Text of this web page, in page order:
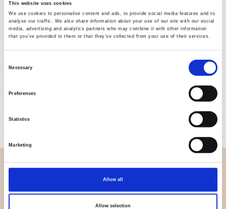
This website uses cookies
We use cookies to personalise content and ads, to provide social media features and to
analyse our traffic. We also share information about your use of our site with our social
media, advertising and analytics partners who may combine it with other information
that you’ve provided to them or that they’ve collected from your use of their services.
Necessary
Preferences
Statistics
Marketing
Allow all
Allow selection
Specifikation
112,00
100% bomuld
0,152 Kg.
OVERSIGT